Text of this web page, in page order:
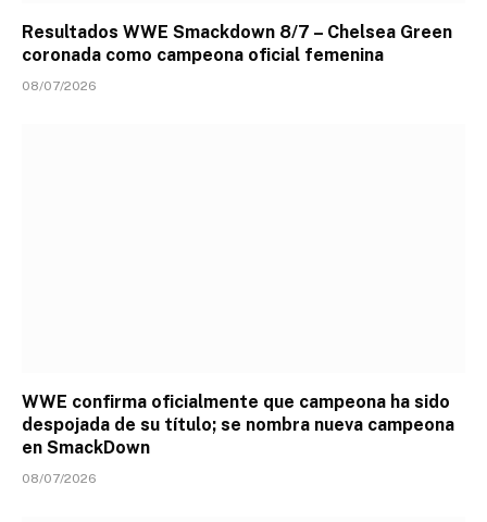
Resultados WWE Smackdown 8/7 – Chelsea Green
coronada como campeona oficial femenina
08/07/2026
WWE confirma oficialmente que campeona ha sido
despojada de su título; se nombra nueva campeona
en SmackDown
08/07/2026